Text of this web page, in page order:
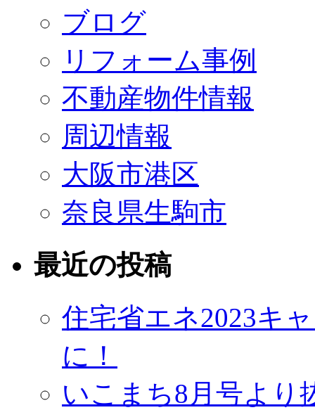
ブログ
リフォーム事例
不動産物件情報
周辺情報
大阪市港区
奈良県生駒市
最近の投稿
住宅省エネ2023キ
に！
いこまち8月号よ